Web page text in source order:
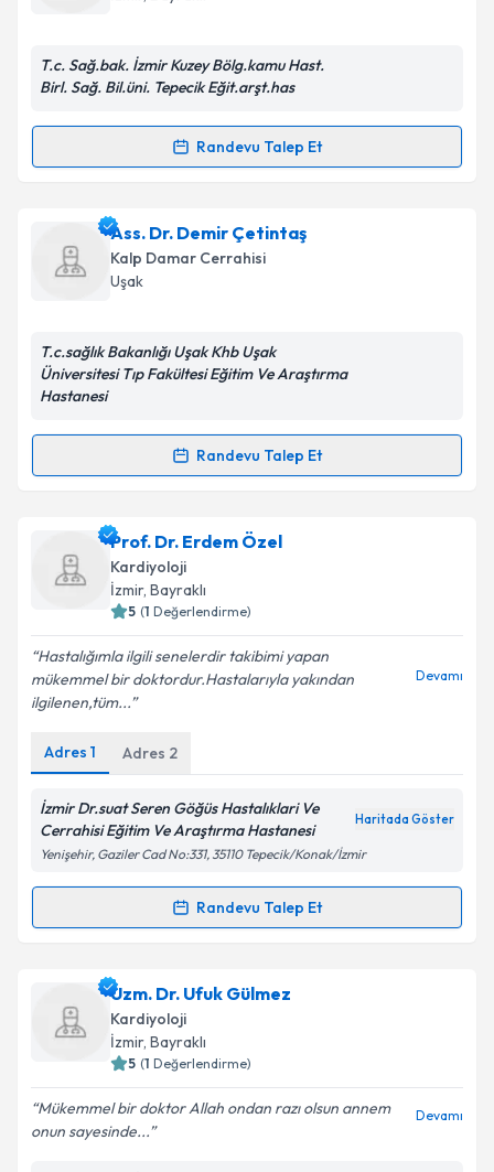
Kişisel verilerimin işlenmesine ilişkin
kapsamda işlenmesini kabul ediyorum.
T.c. Sağ.bak. İzmir Kuzey Bölg.kamu Hast.
Birl. Sağ. Bil.üni. Tepecik Eğit.arşt.has
Randevu Talep Et
Randevu Takvimi Talebi
Uzm. Dr. Cenk Sarıiçin randevu takvimi talebi
oluşturun. Size bu uzmandan randevu almanız için bir
takvim hazırlandığında e-posta ile bilgilendireceğiz.
'ni okudum ve kişisel verilerimin belirtilen
kapsamda işlenmesini kabul ediyorum.
Takvim Talebini Gönder
Ass. Dr. Demir Çetintaş
Kalp Damar Cerrahisi
Uşak
T.c.sağlık Bakanlığı Uşak Khb Uşak
Üniversitesi Tıp Fakültesi Eğitim Ve Araştırma
Hastanesi
Randevu Talep Et
Randevu Takvimi Talebi
Ass. Dr. Demir Çetintaşiçin randevu takvimi talebi
oluşturun. Size bu uzmandan randevu almanız için bir
takvim hazırlandığında e-posta ile bilgilendireceğiz.
Metni'ni okudum ve kişisel verilerimin belirtilen
kapsamda işlenmesini kabul ediyorum.
Takvim Talebini Gönder
Prof. Dr. Erdem Özel
Kardiyoloji
İzmir, Bayraklı
5 (1 Değerlendirme)
Hastalığımla ilgili senelerdir takibimi yapan
mükemmel bir doktordur.Hastalarıyla yakından
ilgilenen,tüm...
Devamı
Adres 1 Adres 2
İzmir Dr.suat Seren Göğüs Hastalıklari Ve
Cerrahisi Eğitim Ve Araştırma Hastanesi
Haritada Göster
Yenişehir, Gaziler Cad No:331, 35110 Tepecik/Konak/İzmir
Randevu Talep Et
Randevu Takvimi Talebi
Prof. Dr. Erdem Özeliçin randevu takvimi talebi
oluşturun. Size bu uzmandan randevu almanız için bir
takvim hazırlandığında e-posta ile bilgilendireceğiz.
Uzm. Dr. Ufuk Gülmez
Kardiyoloji
İzmir, Bayraklı
5 (1 Değerlendirme)
Mükemmel bir doktor Allah ondan razı olsun annem
onun sayesinde...
Devamı